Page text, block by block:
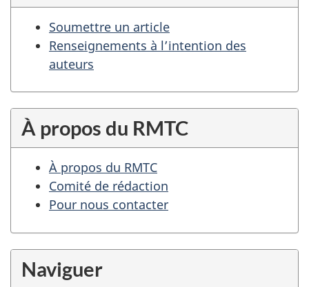
Soumettre un article
Renseignements à l’intention des
auteurs
À propos du RMTC
À propos du RMTC
Comité de rédaction
Pour nous contacter
Naviguer